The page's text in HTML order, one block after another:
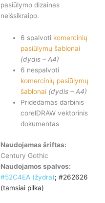
pasiūlymo dizainas
neišsikraipo.
6 spalvoti komercinių
pasiūlymų šablonai
(dydis – A4)
6 nespalvoti
komercinių pasiūlymų
šablonai (dydis – A4)
Pridedamas darbinis
corelDRAW vektorinis
dokumentas
Naudojamas šriftas:
Century Gothic
Naudojamos spalvos:
#52C4EA (žydra);#262626
(tamsiai pilka)